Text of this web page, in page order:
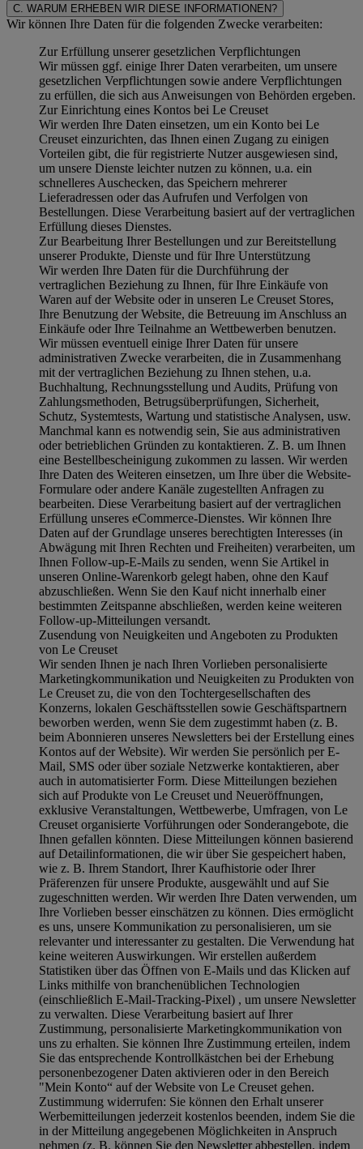
C. WARUM ERHEBEN WIR DIESE INFORMATIONEN?
Wir können Ihre Daten für die folgenden Zwecke verarbeiten:
Zur Erfüllung unserer gesetzlichen Verpflichtungen
Wir müssen ggf. einige Ihrer Daten verarbeiten, um unsere
gesetzlichen Verpflichtungen sowie andere Verpflichtungen
zu erfüllen, die sich aus Anweisungen von Behörden ergeben.
Zur Einrichtung eines Kontos bei Le Creuset
Wir werden Ihre Daten einsetzen, um ein Konto bei Le
Creuset einzurichten, das Ihnen einen Zugang zu einigen
Vorteilen gibt, die für registrierte Nutzer ausgewiesen sind,
um unsere Dienste leichter nutzen zu können, u.a. ein
schnelleres Auschecken, das Speichern mehrerer
Lieferadressen oder das Aufrufen und Verfolgen von
Bestellungen. Diese Verarbeitung basiert auf der vertraglichen
Erfüllung dieses Dienstes.
Zur Bearbeitung Ihrer Bestellungen und zur Bereitstellung
unserer Produkte, Dienste und für Ihre Unterstützung
Wir werden Ihre Daten für die Durchführung der
vertraglichen Beziehung zu Ihnen, für Ihre Einkäufe von
Waren auf der Website oder in unseren Le Creuset Stores,
Ihre Benutzung der Website, die Betreuung im Anschluss an
Einkäufe oder Ihre Teilnahme an Wettbewerben benutzen.
Wir müssen eventuell einige Ihrer Daten für unsere
administrativen Zwecke verarbeiten, die in Zusammenhang
mit der vertraglichen Beziehung zu Ihnen stehen, u.a.
Buchhaltung, Rechnungsstellung und Audits, Prüfung von
Zahlungsmethoden, Betrugsüberprüfungen, Sicherheit,
Schutz, Systemtests, Wartung und statistische Analysen, usw.
Manchmal kann es notwendig sein, Sie aus administrativen
oder betrieblichen Gründen zu kontaktieren. Z. B. um Ihnen
eine Bestellbescheinigung zukommen zu lassen. Wir werden
Ihre Daten des Weiteren einsetzen, um Ihre über die Website-
Formulare oder andere Kanäle zugestellten Anfragen zu
bearbeiten. Diese Verarbeitung basiert auf der vertraglichen
Erfüllung unseres eCommerce-Dienstes. Wir können Ihre
Daten auf der Grundlage unseres berechtigten Interesses (in
Abwägung mit Ihren Rechten und Freiheiten) verarbeiten, um
Ihnen Follow-up-E-Mails zu senden, wenn Sie Artikel in
unseren Online-Warenkorb gelegt haben, ohne den Kauf
abzuschließen. Wenn Sie den Kauf nicht innerhalb einer
bestimmten Zeitspanne abschließen, werden keine weiteren
Follow-up-Mitteilungen versandt.
Zusendung von Neuigkeiten und Angeboten zu Produkten
von Le Creuset
Wir senden Ihnen je nach Ihren Vorlieben personalisierte
Marketingkommunikation und Neuigkeiten zu Produkten von
Le Creuset zu, die von den Tochtergesellschaften des
Konzerns, lokalen Geschäftsstellen sowie Geschäftspartnern
beworben werden, wenn Sie dem zugestimmt haben (z. B.
beim Abonnieren unseres Newsletters bei der Erstellung eines
Kontos auf der Website). Wir werden Sie persönlich per E-
Mail, SMS oder über soziale Netzwerke kontaktieren, aber
auch in automatisierter Form. Diese Mitteilungen beziehen
sich auf Produkte von Le Creuset und Neueröffnungen,
exklusive Veranstaltungen, Wettbewerbe, Umfragen, von Le
Creuset organisierte Vorführungen oder Sonderangebote, die
Ihnen gefallen könnten. Diese Mitteilungen können basierend
auf Detailinformationen, die wir über Sie gespeichert haben,
wie z. B. Ihrem Standort, Ihrer Kaufhistorie oder Ihrer
Präferenzen für unsere Produkte, ausgewählt und auf Sie
zugeschnitten werden. Wir werden Ihre Daten verwenden, um
Ihre Vorlieben besser einschätzen zu können. Dies ermöglicht
es uns, unsere Kommunikation zu personalisieren, um sie
relevanter und interessanter zu gestalten. Die Verwendung hat
keine weiteren Auswirkungen. Wir erstellen außerdem
Statistiken über das Öffnen von E-Mails und das Klicken auf
Links mithilfe von branchenüblichen Technologien
(einschließlich E-Mail-Tracking-Pixel) , um unsere Newsletter
zu verwalten. Diese Verarbeitung basiert auf Ihrer
Zustimmung, personalisierte Marketingkommunikation von
uns zu erhalten. Sie können Ihre Zustimmung erteilen, indem
Sie das entsprechende Kontrollkästchen bei der Erhebung
personenbezogener Daten aktivieren oder in den Bereich
"Mein Konto“ auf der Website von Le Creuset gehen.
Zustimmung widerrufen: Sie können den Erhalt unserer
Werbemitteilungen jederzeit kostenlos beenden, indem Sie die
in der Mitteilung angegebenen Möglichkeiten in Anspruch
nehmen (z. B. können Sie den Newsletter abbestellen, indem